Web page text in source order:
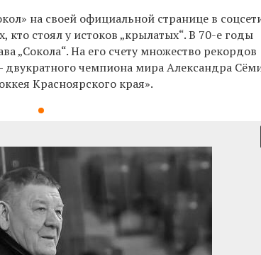
на своей официальной странице в
кто стоял у истоков „крылатых“. В 70-е годы
„Сокола“. На его счету множество рекордов
двукратного чемпиона мира Александра
Красноярского края».